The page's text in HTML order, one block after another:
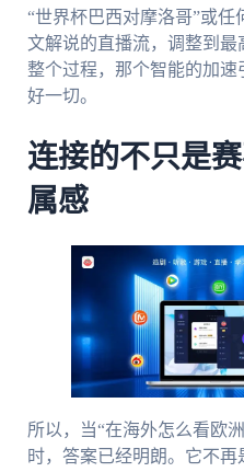
“世界杯巴西对摩洛哥”或
文解说的直播流，调整到最
整个过程，那个智能的加
好一切。
连接的不只是
属感
所以，当“在海外怎么看欧
时，答案已经明朗。它不